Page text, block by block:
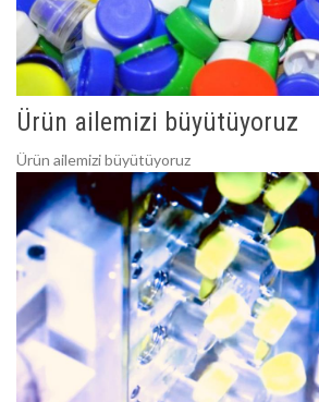
Ürün ailemizi büyütüyoruz
Ürün ailemizi büyütüyoruz